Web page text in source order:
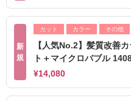
新
規
カット カラー その他
【人気No.2】髪質改善
ト＋マイクロバブル
¥14,080